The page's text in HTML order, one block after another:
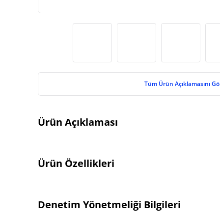
Tüm Ürün Açıklamasını
Ürün Açıklaması
Ürün Özellikleri
Denetim Yönetmeliği Bilgileri